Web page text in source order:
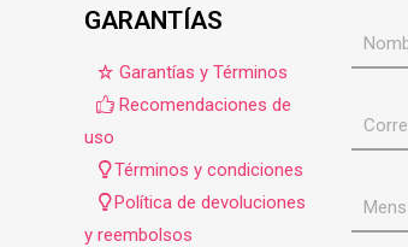
GARANTÍAS
Garantías y Términos
Recomendaciones de
uso
Términos y condiciones
Política de devoluciones
y reembolsos